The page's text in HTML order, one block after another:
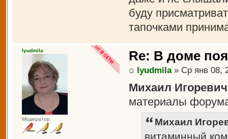
буду
тапочками
Re: В доме
lyudmila» Ср янв 08,
Михаил Игоревич
материалы
Михаил
lyudmila
Модератор